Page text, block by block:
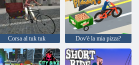
Corsa al tuk tuk Dov'è la mia pizza?